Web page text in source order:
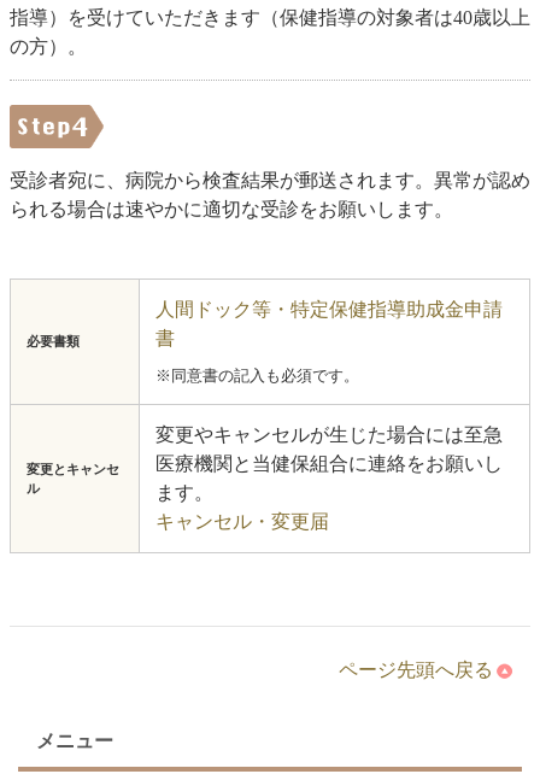
指導）を受けていただきます（保健指導の対象者は40歳以上
の方）。
受診者宛に、病院から検査結果が郵送されます。異常が認め
られる場合は速やかに適切な受診をお願いします。
必要書類
人間ドック等・特定保健指導助成金申請
書
※同意書の記入も必須です。
変更とキャンセ
ル
変更やキャンセルが生じた場合には至急
医療機関と当健保組合に連絡をお願いし
ます。
キャンセル・変更届
ページ先頭へ戻る
メニュー